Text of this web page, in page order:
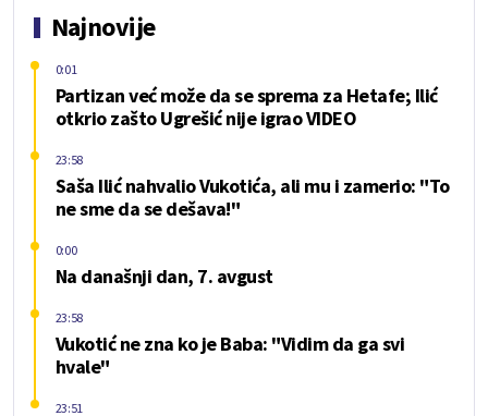
Najnovije
Partizan već može da se sprema za Hetafe; Ilić
otkrio zašto Ugrešić nije igrao VIDEO
0:01
Saša Ilić nahvalio Vukotića, ali mu i zamerio: "To
ne sme da se dešava!"
23:58
Na današnji dan, 7. avgust
0:00
Vukotić ne zna ko je Baba: "Vidim da ga svi
hvale"
23:58
23:51